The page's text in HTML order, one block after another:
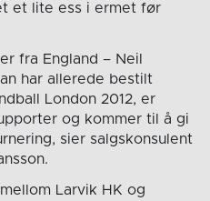
et lite ess i ermet før
fra England – Neil
har allerede bestilt
London 2012, er
og kommer til å gi
sier salgskonsulent
Larvik HK og